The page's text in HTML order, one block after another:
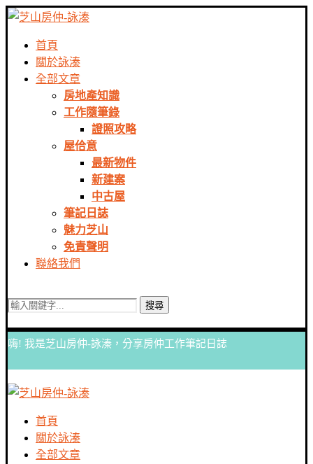
首頁
關於詠溱
全部文章
房地產知識
工作隨筆錄
證照攻略
屋佮意
最新物件
新建案
中古屋
筆記日誌
魅力芝山
免責聲明
聯絡我們
搜尋
嗨! 我是芝山房仲-詠溱，分享房仲工作筆記日誌
首頁
關於詠溱
全部文章